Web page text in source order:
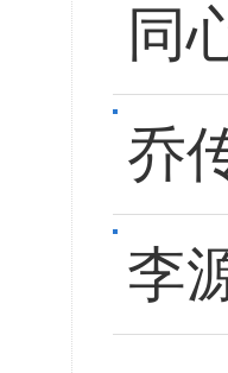
同
乔
李